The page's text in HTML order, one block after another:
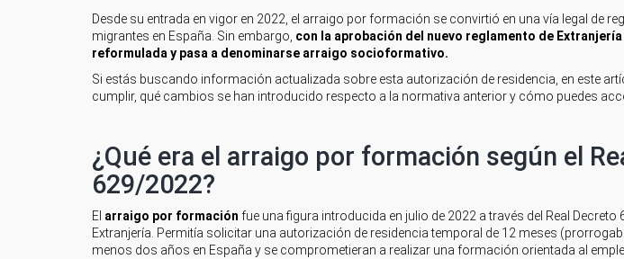
Desde su entrada en vigor en 2022, el arraigo por formación se convirtió en una vía legal de
migrantes en España. Sin embargo, con la aprobación del nuevo reglamento de
reformulada y pasa a denominarse arraigo socioformativo.
Si estás buscando información actualizada sobre esta autorización de residencia, en este
cumplir, qué cambios se han introducido respecto a la normativa anterior y cómo puedes
¿Qué era el arraigo por formación según el
629/2022?
El arraigo por formación fue una figura introducida en julio de 2022 a través del Real
Extranjería. Permitía solicitar una autorización de residencia temporal de 12 meses
menos dos años en España y se comprometieran a realizar una formación orientada al